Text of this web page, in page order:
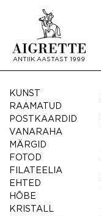
ANTIIK AASTAST 1999
Vintage
KUNST
RAAMATUD
POSTKAARDID
VANARAHA
MÄRGID
FOTOD
FILATEELIA
EHTED
HÕBE
KRISTALL